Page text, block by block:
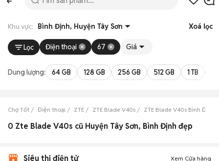
Khu vực: Bình Định, Huyện Tây Sơn Xoá lọc
Lọc Điện thoại 67 Giá
Dung lượng: 64 GB 128 GB 256 GB 512 GB 1 TB
Chợ Tốt Điện thoại ZTE ZTE Blade V40s ZTE Blade V40s Bình Định
0 Zte Blade V40s cũ Huyện Tây Sơn, Bình Định đẹp
Siêu thị điện tử Xem Cửa hàng